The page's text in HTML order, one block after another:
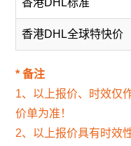
香港DHL标准
香港DHL全球特快价
* 备注
1、以上报价、时效仅
价单为准！
2、以上报价具有时效